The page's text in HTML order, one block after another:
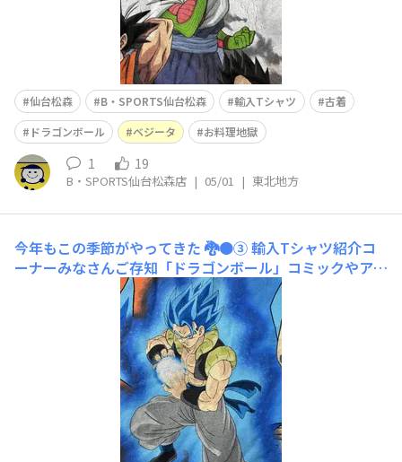
仙台松森 B・SPORTS仙台松森 輸入Tシャツ
古着
ドラゴンボール
ベジータ お料理地獄
1 19
B・SPORTS仙台松森店 | 05/01 | 東北地方
今年もこの季節がやってきた 🐉🟠③輸入Tシャツ紹介コ
ーナーみなさんご存知「ドラゴンボール」コミックやアニ
メ化もしている「ドラゴンボール超」のTシャツをご紹
介！ゴジータブルー🟦ちなみにドラゴンボールで悟空とベ
ジータが合体した「ベジット」というキャラクターもいま
すが、私的にはこの写真のゴジータ派です👍やはりドラゴ
ンボールといったらこの2